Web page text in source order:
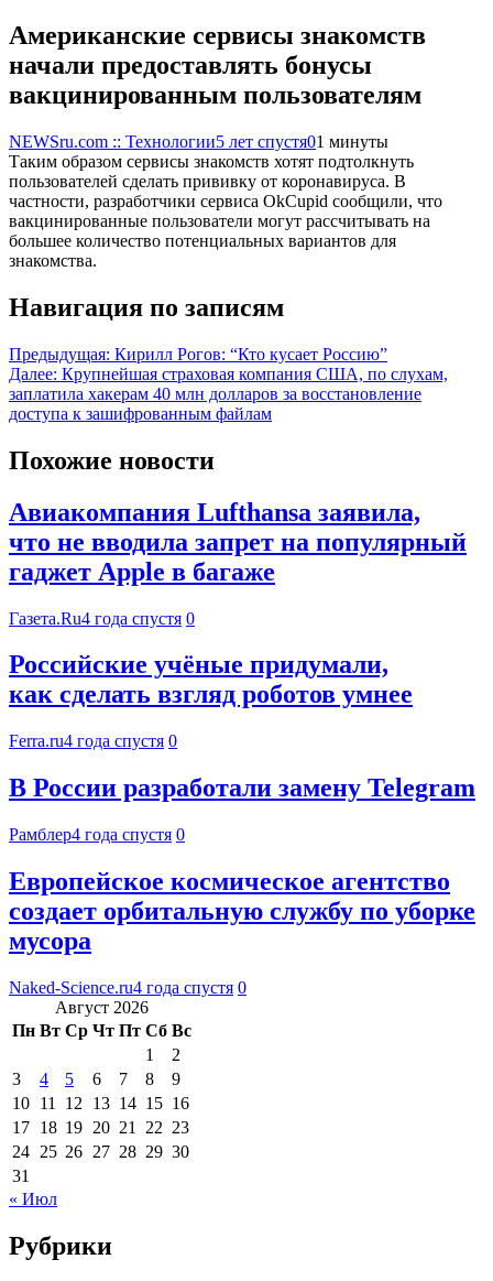
Американские сервисы знакомств
начали предоставлять бонусы
вакцинированным пользователям
NEWSru.com :: Технологии5 лет спустя01 минуты
Таким образом сервисы знакомств хотят подтолкнуть
пользователей сделать прививку от коронавируса. В
частности, разработчики сервиса OkCupid сообщили, что
вакцинированные пользователи могут рассчитывать на
большее количество потенциальных вариантов для
знакомства.
Навигация по записям
Предыдущая: Кирилл Рогов: “Кто кусает Россию”
Далее: Крупнейшая страховая компания США, по слухам,
заплатила хакерам 40 млн долларов за восстановление
доступа к зашифрованным файлам
Похожие новости
Авиакомпания Lufthansa заявила,
что не вводила запрет на популярный
гаджет Apple в багаже
Газета.Ru4 года спустя 0
Российские учёные придумали,
как сделать взгляд роботов умнее
Ferra.ru4 года спустя 0
В России разработали замену Telegram
Рамблер4 года спустя 0
Европейское космическое агентство
создает орбитальную службу по уборке
мусора
Naked-Science.ru4 года спустя 0
Август 2026
Пн Вт Ср Чт Пт Сб Вс
1
2
3
4 5 6 7 8
9
10 11 12 13 14 15 16
17 18 19 20 21 22 23
24 25 26 27 28 29 30
31
« Июл
Рубрики